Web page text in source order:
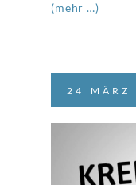
(mehr …)
24 MÄRZ